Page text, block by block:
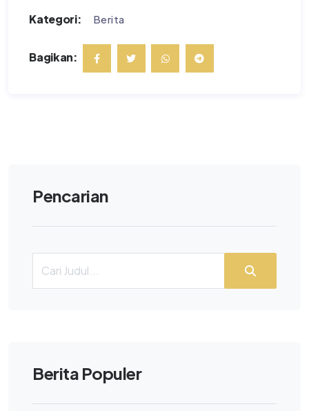
Kategori: Berita
Bagikan:
Pencarian
Berita Populer